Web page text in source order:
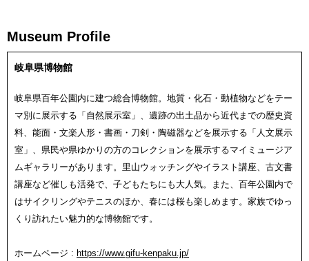
Museum Profile
岐阜県博物館
岐阜県百年公園内に建つ総合博物館。地質・化石・動植物などをテー
マ別に展示する「自然展示室」、遺跡の出土品から近代までの歴史資
料、能面・文楽人形・書画・刀剣・陶磁器などを展示する「人文展示
室」、県民や県ゆかりの方のコレクションを展示するマイミュージア
ムギャラリーがあります。里山ウォッチングやイラスト講座、古文書
講座など催しも活発で、子どもたちにも大人気。また、百年公園内で
はサイクリングやテニスのほか、春には桜も楽しめます。家族でゆっ
くり訪れたい魅力的な博物館です。
ホームページ : https://www.gifu-kenpaku.jp/